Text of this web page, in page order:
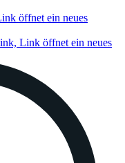
öffnet ein neues
Link öffnet ein neues